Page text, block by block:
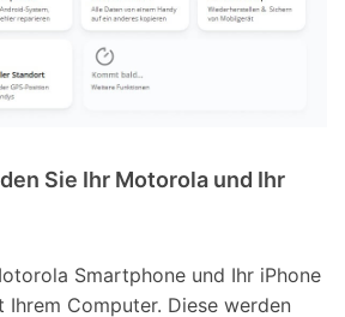
Sie Ihr Motorola und Ihr
Smartphone und Ihr iPhone
Ihrem Computer. Diese werden